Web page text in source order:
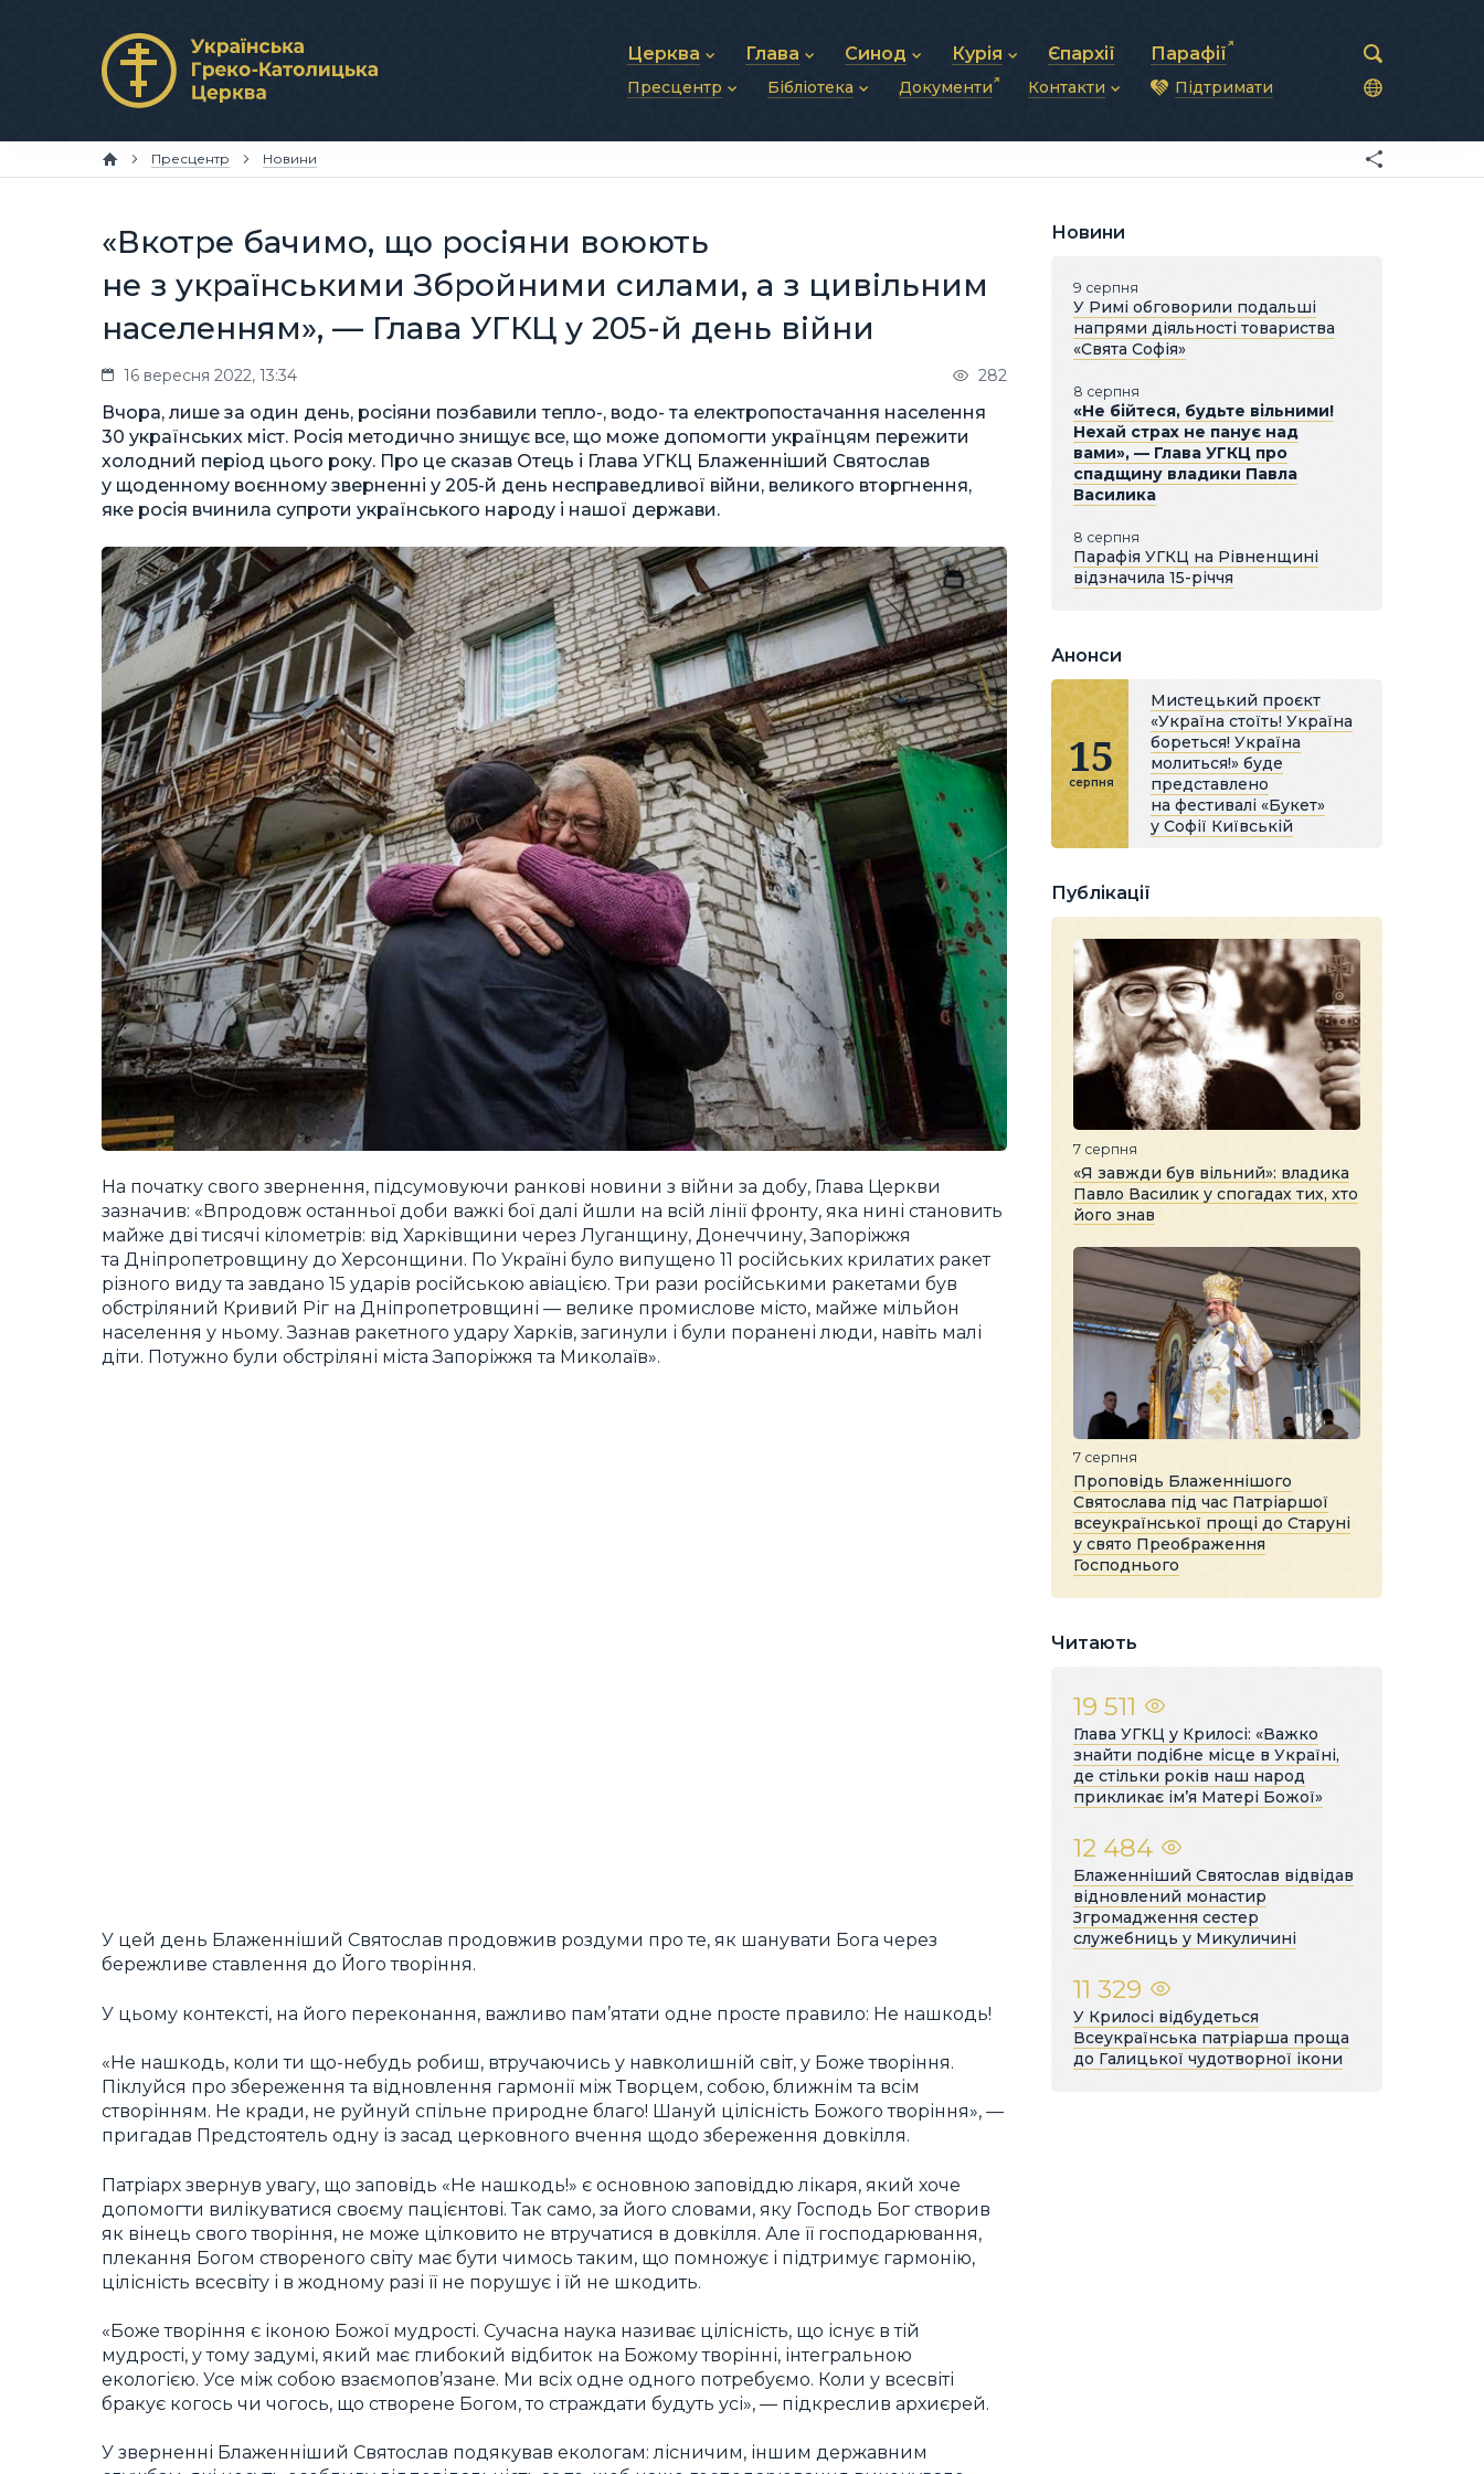
Церква
Про УГКЦ
Структура УГКЦ
Глава
Блаженніший Святослав
Фотографії
Синод
Синод Єпископів
Митрополичі Синоди
Курія
Душпастирська рада
Зв’язки та комунікації
Єпархії Парафії
Пресцентр
Публікації
Фото та відео
Бібліотека
Молитви
Документи Контакти
Синоди Єпископів
Патріарша курія
Підтримати
Пресцентр Новини
«Вкотре бачимо, що росіяни воюють
не з українськими Збройними силами, а з цивільним
населенням», — Глава УГКЦ у 205-й день війни
16 вересня 2022, 13:34 282
Вчора, лише за один день, росіяни позбавили тепло-, водо- та електропостачання населення
30 українських міст. Росія методично знищує все, що може допомогти українцям пережити
холодний період цього року. Про це сказав Отець і Глава УГКЦ Блаженніший Святослав
у щоденному воєнному зверненні у 205-й день несправедливої війни, великого вторгнення,
яке росія вчинила супроти українського народу і нашої держави.
На початку свого звернення, підсумовуючи ранкові новини з війни за добу, Глава Церкви
зазначив: «Впродовж останньої доби важкі бої далі йшли на всій лінії фронту, яка нині становить
майже дві тисячі кілометрів: від Харківщини через Луганщину, Донеччину, Запоріжжя
та Дніпропетровщину до Херсонщини. По Україні було випущено 11 російських крилатих ракет
різного виду та завдано 15 ударів російською авіацією. Три рази російськими ракетами був
обстріляний Кривий Ріг на Дніпропетровщині — велике промислове місто, майже мільйон
населення у ньому. Зазнав ракетного удару Харків, загинули і були поранені люди, навіть малі
діти. Потужно були обстріляні міста Запоріжжя та Миколаїв».
У цей день Блаженніший Святослав продовжив роздуми про те, як шанувати Бога через
бережливе ставлення до Його творіння.
У цьому контексті, на його переконання, важливо пам’ятати одне просте правило: Не нашкодь!
«Не нашкодь, коли ти що-небудь робиш, втручаючись у навколишній світ, у Боже творіння.
Піклуйся про збереження та відновлення гармонії між Творцем, собою, ближнім та всім
створінням. Не кради, не руйнуй спільне природне благо! Шануй цілісність Божого творіння», —
пригадав Предстоятель одну із засад церковного вчення щодо збереження довкілля.
Патріарх звернув увагу, що заповідь «Не нашкодь!» є основною заповіддю лікаря, який хоче
допомогти вилікуватися своєму пацієнтові. Так само, за його словами, яку Господь Бог створив
як вінець свого творіння, не може цілковито не втручатися в довкілля. Але її господарювання,
плекання Богом створеного світу має бути чимось таким, що помножує і підтримує гармонію,
цілісність всесвіту і в жодному разі її не порушує і їй не шкодить.
«Боже творіння є іконою Божої мудрості. Сучасна наука називає цілісність, що існує в тій
мудрості, у тому задумі, який має глибокий відбиток на Божому творінні, інтегральною
екологією. Усе між собою взаємопов’язане. Ми всіх одне одного потребуємо. Коли у всесвіті
бракує когось чи чогось, що створене Богом, то страждати будуть усі», — підкреслив архиєрей.
У зверненні Блаженніший Святослав подякував екологам: лісничим, іншим державним
Новини
9 серпня
У Римі обговорили подальші
напрями діяльності товариства
«Свята Софія»
8 серпня
«Не бійтеся, будьте вільними!
Нехай страх не панує над
вами», — Глава УГКЦ про
спадщину владики Павла
Василика
8 серпня
Парафія УГКЦ на Рівненщині
відзначила 15-річчя
Анонси
15
серпня
Мистецький проєкт
«Україна стоїть! Україна
бореться! Україна
молиться!» буде
представлено
на фестивалі «Букет»
у Софії Київській
Публікації
7 серпня
«Я завжди був вільний»: владика
Павло Василик у спогадах тих, хто
його знав
7 серпня
Проповідь Блаженнішого
Святослава під час Патріаршої
всеукраїнської прощі до Старуні
у свято Преображення
Господнього
Читають
19 511
Глава УГКЦ у Крилосі: «Важко
знайти подібне місце в Україні,
де стільки років наш народ
прикликає ім’я Матері Божої»
12 484
Блаженніший Святослав відвідав
відновлений монастир
Згромадження сестер
служебниць у Микуличині
11 329
У Крилосі відбудеться
Всеукраїнська патріарша проща
до Галицької чудотворної ікони